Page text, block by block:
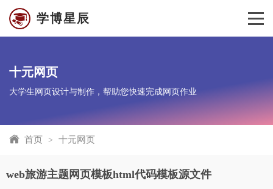
学博星辰
十元网页
大学生网页设计与制作，帮助您快速完成网页作业
首页 > 十元网页
web旅游主题网页模板html代码模板源文件